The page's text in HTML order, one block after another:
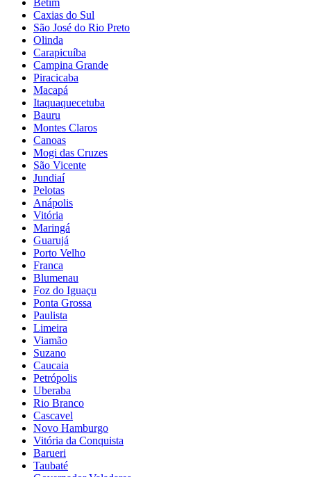
Betim
Caxias do Sul
São José do Rio Preto
Olinda
Carapicuíba
Campina Grande
Piracicaba
Macapá
Itaquaquecetuba
Bauru
Montes Claros
Canoas
Mogi das Cruzes
São Vicente
Jundiaí
Pelotas
Anápolis
Vitória
Maringá
Guarujá
Porto Velho
Franca
Blumenau
Foz do Iguaçu
Ponta Grossa
Paulista
Limeira
Viamão
Suzano
Caucaia
Petrópolis
Uberaba
Rio Branco
Cascavel
Novo Hamburgo
Vitória da Conquista
Barueri
Taubaté